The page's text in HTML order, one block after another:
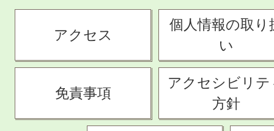
アクセス
個人情報の取り
い
免責事項
アクセシビリテ
方針